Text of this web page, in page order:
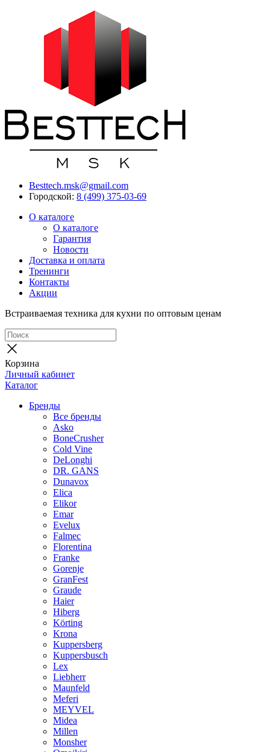
Besttech.msk@gmail.com
Городской: 8 (499) 375-03-69
О каталоге
О каталоге
Гарантия
Новости
Доставка и оплата
Тренинги
Контакты
Акции
Встраиваемая техника для кухни по оптовым ценам
Корзина
Личный кабинет
Каталог
Бренды
Все бренды
Asko
BoneCrusher
Cold Vine
DeLonghi
DR. GANS
Dunavox
Elica
Elikor
Emar
Evelux
Falmec
Florentina
Franke
Gorenje
GranFest
Graude
Haier
Hiberg
Körting
Krona
Kuppersberg
Kuppersbusch
Lex
Liebherr
Maunfeld
Meferi
MEYVEL
Midea
Millen
Monsher